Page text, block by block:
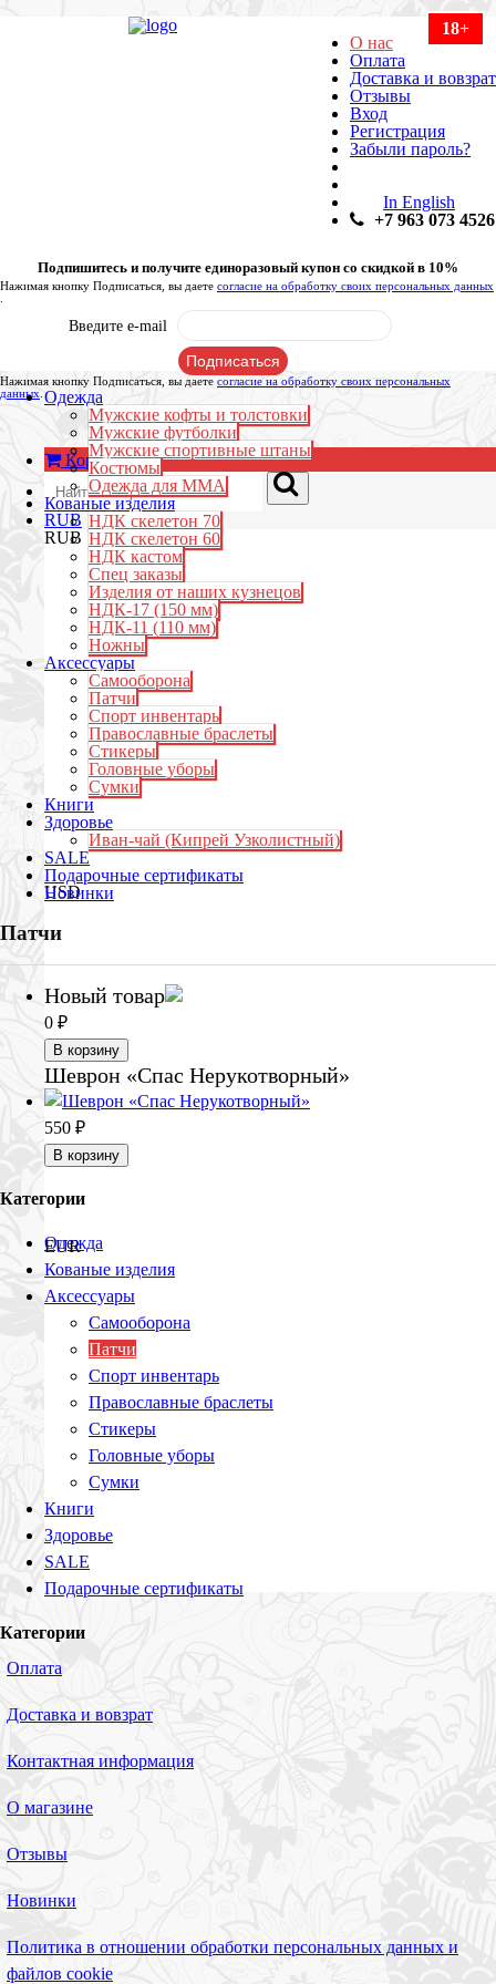
О нас
Оплата
Доставка и вовзрат
Отзывы
Вход
Регистрация
Забыли пароль?
In English
+7 963 073 4526
Подпишитесь и получите единоразовый купон со скидкой в 10%
Нажимая кнопку Подписаться, вы даете согласие на обработку своих персональных данных
Введите e-mail
Нажимая кнопку Подписаться, вы даете согласие на обработку своих персональных
данных
Корзина:0₽
RUB
RUB
USD
EUR
Одежда
Мужские кофты и толстовки
Мужские футболки
Мужские спортивные штаны
Костюмы
Одежда для ММА
Кованые изделия
НДК скелетон 70
НДК скелетон 60
НДК кастом
Спец заказы
Изделия от наших кузнецов
НДК-17 (150 мм)
НДК-11 (110 мм)
Ножны
Аксессуары
Самооборона
Патчи
Спорт инвентарь
Православные браслеты
Стикеры
Головные уборы
Сумки
Книги
Здоровье
Иван-чай (Кипрей Узколистный)
SALE
Подарочные сертификаты
Новинки
Патчи
Новый товар
0 ₽
В корзину
Шеврон «Спас Нерукотворный»
550 ₽
В корзину
Категории
Одежда
Кованые изделия
Аксессуары
Самооборона
Патчи
Спорт инвентарь
Православные браслеты
Стикеры
Головные уборы
Сумки
Книги
Здоровье
SALE
Подарочные сертификаты
Категории
Оплата
Доставка и вовзрат
Контактная информация
О магазине
Отзывы
Новинки
Политика в отношении обработки персональных данных и
файлов cookie
18+